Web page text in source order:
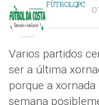
FÚTBOLQPC
Varios partidos
ser a última
porque a xornada
semana